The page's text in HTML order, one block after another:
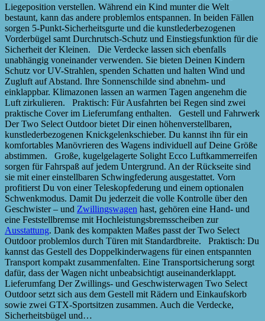
Liegeposition verstellen. Während ein Kind munter die Welt
bestaunt, kann das andere problemlos entspannen. In beiden Fällen
sorgen 5-Punkt-Sicherheitsgurte und die kunstlederbezogenen
Vorderbügel samt Durchrutsch-Schutz und Einstiegsfunktion für die
Sicherheit der Kleinen. Die Verdecke lassen sich ebenfalls
unabhängig voneinander verwenden. Sie bieten Deinen Kindern
Schutz vor UV-Strahlen, spenden Schatten und halten Wind und
Zugluft auf Abstand. Ihre Sonnenschilde sind abnehm- und
einklappbar. Klimazonen lassen an warmen Tagen angenehm die
Luft zirkulieren. Praktisch: Für Ausfahrten bei Regen sind zwei
praktische Cover im Lieferumfang enthalten. Gestell und Fahrwerk
Der Two Select Outdoor bietet Dir einen höhenverstellbaren,
kunstlederbezogenen Knickgelenkschieber. Du kannst ihn für ein
komfortables Manövrieren des Wagens individuell auf Deine Größe
abstimmen. Große, kugelgelagerte Solight Ecco Luftkammerreifen
sorgen für Fahrspaß auf jedem Untergrund. An der Rückseite sind
sie mit einer einstellbaren Schwingfederung ausgestattet. Vorn
profitierst Du von einer Teleskopfederung und einem optionalen
Schwenkmodus. Damit Du jederzeit die volle Kontrolle über den
Geschwister – und Zwillingswagen hast, gehören eine Hand- und
eine Feststellbremse mit Hochleistungsbremsscheiben zur
Ausstattung. Dank des kompakten Maßes passt der Two Select
Outdoor problemlos durch Türen mit Standardbreite. Praktisch: Du
kannst das Gestell des Doppelkinderwagens für einen entspannten
Transport kompakt zusammenfalten. Eine Transportsicherung sorgt
dafür, dass der Wagen nicht unbeabsichtigt auseinanderklappt.
Lieferumfang Der Zwillings- und Geschwisterwagen Two Select
Outdoor setzt sich aus dem Gestell mit Rädern und Einkaufskorb
sowie zwei GTX-Sportsitzen zusammen. Auch die Verdecke,
Sicherheitsbügel und…